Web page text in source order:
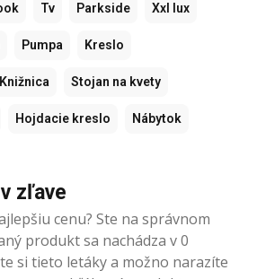
Tv Parkside Xxl lux
Pumpa Kreslo
Knižnica Stojan na kvety
Hojdacie kreslo Nábytok
zľave
cenu? Ste na správnom
produkt sa nachádza v 0
si tieto letáky a možno narazíte